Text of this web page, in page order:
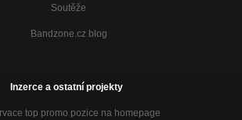
Soutěže
Bandzone.cz blog
Inzerce a ostatní projekty
top promo pozice na homepage